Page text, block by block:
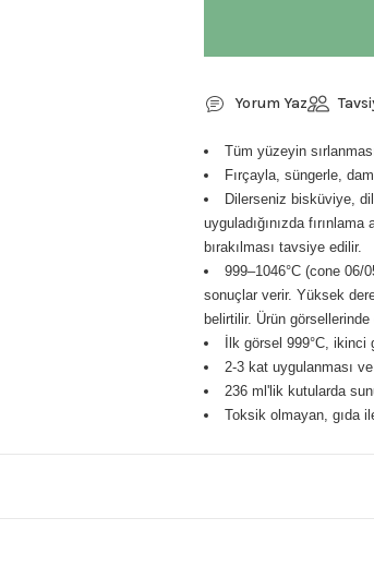
Yorum Yaz
Tüm yüzeyin
Fırçayla, süngerle,
Dilerseniz bisküviye,
uyguladığınızda
bırakılması tavsiye edilir.
999–1046°C (cone 06/
sonuçlar verir. Yüksek
belirtilir. Ürün
İlk görsel 999°C,
2-3 kat uygulanması
236 ml'lik kutularda
Toksik olmayan, gıda